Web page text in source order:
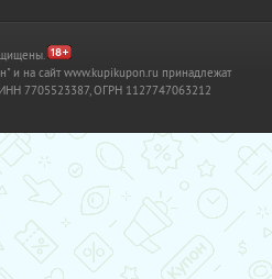
и на сайт www.kupikupon.ru принадлежат
7705523387, ОГРН 1127747063212